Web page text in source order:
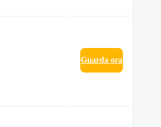
Guarda ora